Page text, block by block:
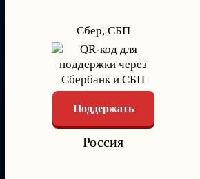
Сбер, СБП
Поддержать
Россия